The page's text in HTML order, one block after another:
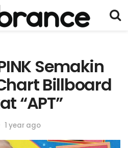
Semakin
Billboard
“APT”
1 year ago